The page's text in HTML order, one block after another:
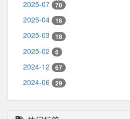
2025-07 70
2025-04 16
2025-03 18
2025-02 6
2024-12 67
2024-06 29